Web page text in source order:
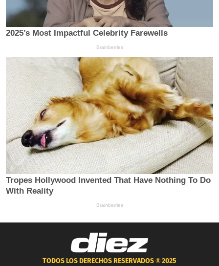
TODOS LOS DERECHOS RESERVADOS ®2025